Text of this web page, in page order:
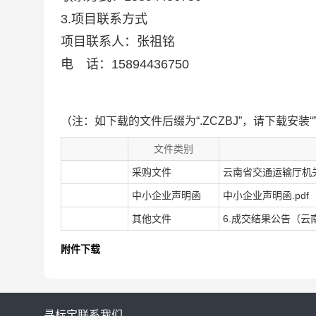
3.项目联系方式
项目联系人：张祖铭
电 话：15894436750
（注：如下载的文件后缀为“.ZCZBJ”，请下载安装
文件类别
采购文件 云南省交通运输厅机
中小企业声明函 中小企业声明函.pdf
其他文件 6.成交结果公告（云
附件下载